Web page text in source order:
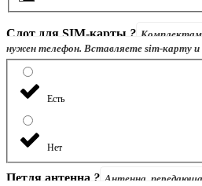
Слот для SIM-карты ? Комплектам
нужен телефон. Вставляете sim-карту и
Есть
Нет
Петля антенна ? Антенна,